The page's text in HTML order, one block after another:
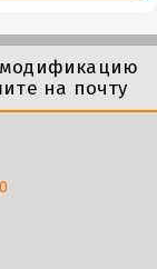
модификацию
на почту